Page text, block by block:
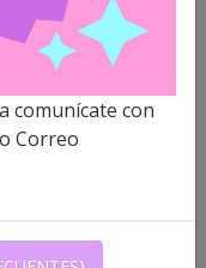
comunícate con
Correo